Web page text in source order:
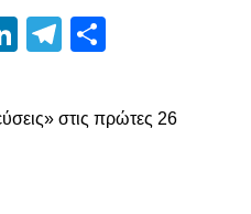
LinkedIn
Telegram
στις πρώτες 26